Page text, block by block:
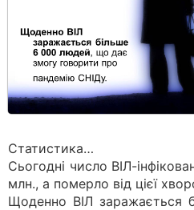
Статистика…
Сьогодні число ВІЛ-
млн., а померло від цієї
Щоденно ВІЛ